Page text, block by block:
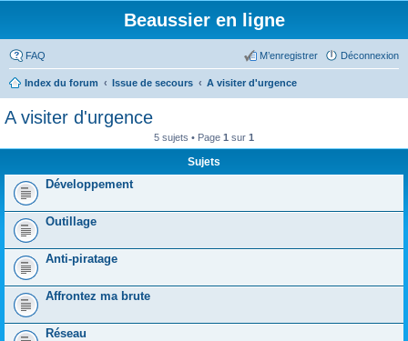
Beaussier en ligne
FAQ Déconnexion
M’enregistrer
Index du forum Issue de secours A visiter d'urgence
A visiter d'urgence
5 sujets • Page 1 sur 1
Sujets
Développement
Outillage
Anti-piratage
Affrontez ma brute
Réseau